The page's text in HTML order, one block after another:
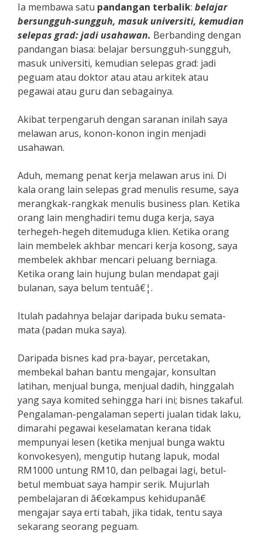
Ia membawa satu pandangan terbalik: belajar
bersungguh-sungguh, masuk universiti, kemudian
selepas grad: jadi usahawan. Berbanding dengan
pandangan biasa: belajar bersungguh-sungguh,
masuk universiti, kemudian selepas grad: jadi
peguam atau doktor atau atau arkitek atau
pegawai atau guru dan sebagainya.
Akibat terpengaruh dengan saranan inilah saya
melawan arus, konon-konon ingin menjadi
usahawan.
Aduh, memang penat kerja melawan arus ini. Di
kala orang lain selepas grad menulis resume, saya
merangkak-rangkak menulis business plan. Ketika
orang lain menghadiri temu duga kerja, saya
terhegeh-hegeh ditemuduga klien. Ketika orang
lain membelek akhbar mencari kerja kosong, saya
membelek akhbar mencari peluang berniaga.
Ketika orang lain hujung bulan mendapat gaji
bulanan, saya belum tentuâ€¦.
Itulah padahnya belajar daripada buku semata-
mata (padan muka saya).
Daripada bisnes kad pra-bayar, percetakan,
membekal bahan bantu mengajar, konsultan
latihan, menjual bunga, menjual dadih, hinggalah
yang saya komited sehingga hari ini; bisnes takaful.
Pengalaman-pengalaman seperti jualan tidak laku,
dimarahi pegawai keselamatan kerana tidak
mempunyai lesen (ketika menjual bunga waktu
konvokesyen), mengutip hutang lapuk, modal
RM1000 untung RM10, dan pelbagai lagi, betul-
betul membuat saya hampir serik. Mujurlah
pembelajaran di â€œkampus kehidupanâ€
mengajar saya erti tabah, jika tidak, tentu saya
sekarang seorang peguam.